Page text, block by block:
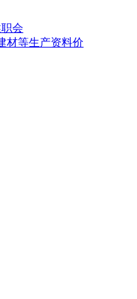
会
材等生产资料价